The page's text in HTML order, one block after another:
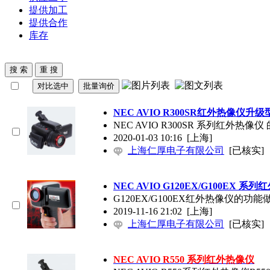
提供加工
提供合作
库存
NEC AVIO R300SR红外热像仪升级
NEC AVIO R300SR 系列红外热像
2020-01-03 10:16 [上海]
上海仁厚电子有限公司
[已核实]
NEC AVIO G120EX/G100EX 系列
G120EX/G100EX红外热像仪的功
2019-11-16 21:02 [上海]
上海仁厚电子有限公司
[已核实]
NEC AVIO R550 系列红外热像仪